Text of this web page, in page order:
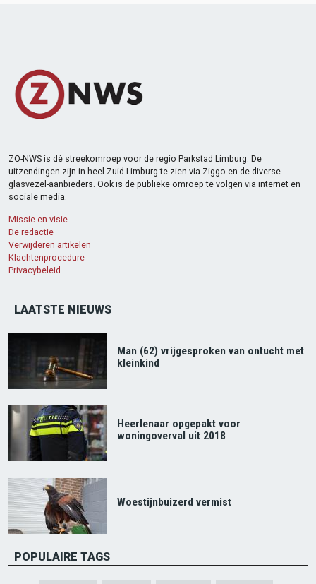
ZO-NWS is dè streekomroep voor de regio Parkstad Limburg. De
uitzendingen zijn in heel Zuid-Limburg te zien via Ziggo en de diverse
glasvezel-aanbieders. Ook is de publieke omroep te volgen via internet en
sociale media.
Missie en visie
De redactie
Verwijderen artikelen
Klachtenprocedure
Privacybeleid
LAATSTE NIEUWS
Man (62) vrijgesproken van ontucht met
kleinkind
Heerlenaar opgepakt voor
woningoverval uit 2018
Woestijnbuizerd vermist
POPULAIRE TAGS